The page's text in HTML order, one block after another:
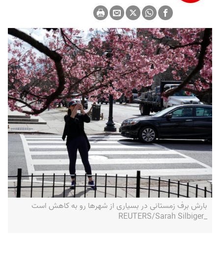
بارش برف زمستانی در بسیاری از شهرها رو به کاهش است
_REUTERS/Sarah Silbiger